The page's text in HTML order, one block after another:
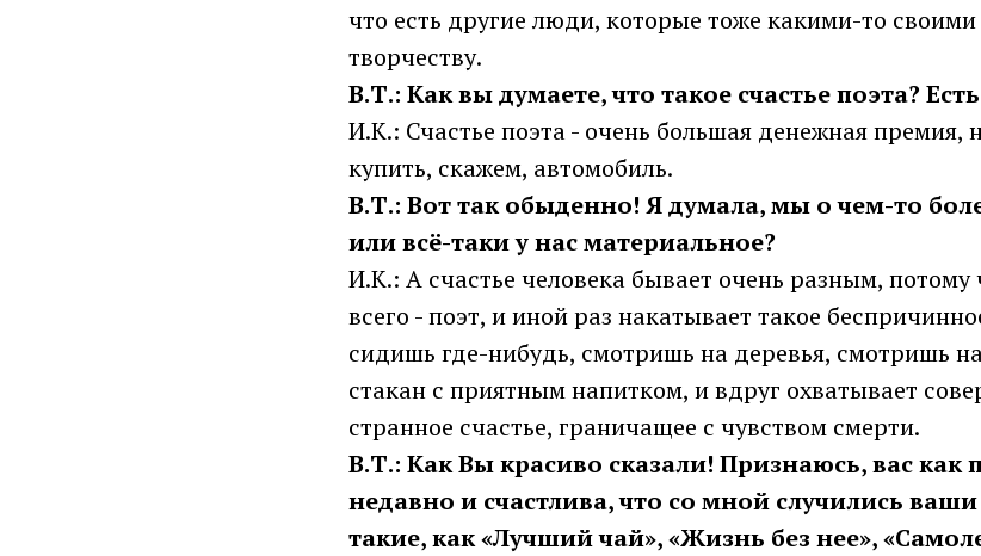
что есть другие люди, которые тоже какими-то
творчеству.
В.Т.: Как вы думаете, что такое счастье поэта?
И.К.: Счастье поэта - очень большая денежная премия,
купить, скажем, автомобиль.
В.Т.: Вот так обыденно! Я думала, мы о чем-то
или всё-таки у нас материальное?
И.К.: А счастье человека бывает очень разным, потому
всего - поэт, и иной раз накатывает такое
сидишь где-нибудь, смотришь на деревья, смотришь
стакан с приятным напитком, и вдруг охватывает
странное счастье, граничащее с чувством смерти.
В.Т.: Как Вы красиво сказали! Признаюсь, вас как
недавно и счастлива, что со мной случились
такие, как «Лучший чай», «Жизнь без нее»,